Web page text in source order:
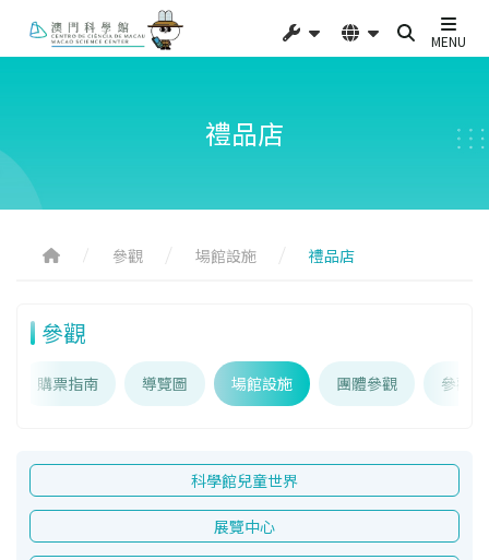
MENU
禮品店
參觀 場館設施 禮品店
參觀
購票指南 導覽圖 場館設施 團體參觀 參觀
科學館兒童世界
展覽中心